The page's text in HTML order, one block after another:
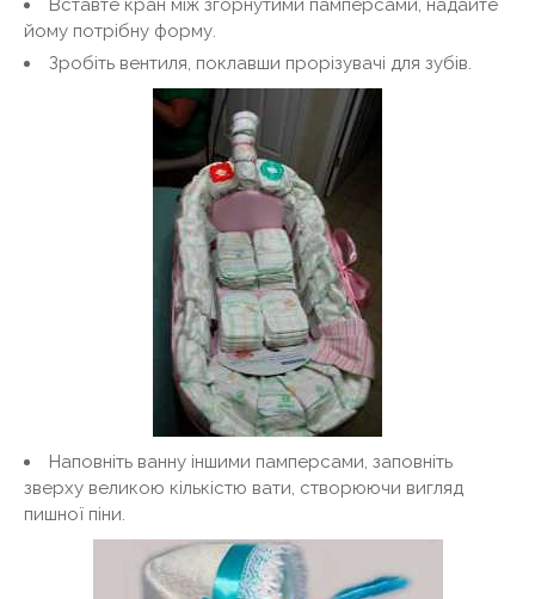
Вставте кран між згорнутими памперсами, надайте
йому потрібну форму.
Зробіть вентиля, поклавши прорізувачі для зубів.
Наповніть ванну іншими памперсами, заповніть
зверху великою кількістю вати, створюючи вигляд
пишної піни.